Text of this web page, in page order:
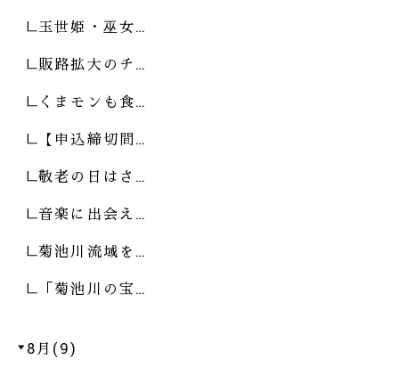
玉世姫・巫女…
販路拡大のチ…
くまモンも食…
【申込締切間…
敬老の日はさ…
音楽に出会え…
菊池川流域を…
「菊池川の宝…
8月(9)